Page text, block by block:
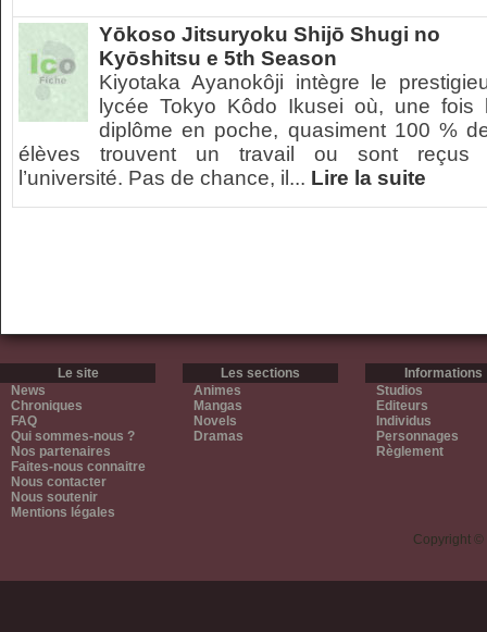
Yōkoso Jitsuryoku Shijō Shugi no
Kyōshitsu e 5th Season
Kiyotaka Ayanokôji intègre le
lycée Tokyo Kôdo Ikusei où, une fois
diplôme en poche, quasiment 100 %
élèves trouvent un travail ou sont reçus
l’université. Pas de chance, il... Lire la suite
Le site
News
Chroniques
FAQ
Qui sommes-nous ?
Nos partenaires
Faites-nous connaitre
Nous contacter
Nous soutenir
Mentions légales
Les sections
Animes
Mangas
Novels
Dramas
Informations
Studios
Editeurs
Individus
Personnages
Règlement
Copyright ©